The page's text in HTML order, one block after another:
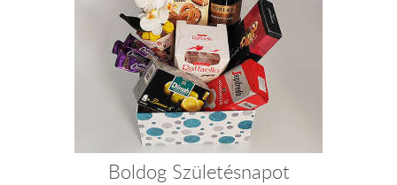
Boldog Születésnapot